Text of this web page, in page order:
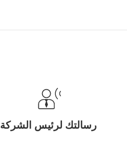
رسالتك لرئيس الشركة